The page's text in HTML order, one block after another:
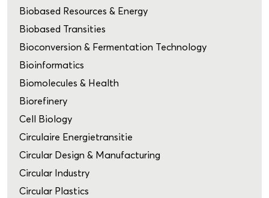
Biobased Resources & Energy
Biobased Transities
Bioconversion & Fermentation Technology
Bioinformatics
Biomolecules & Health
Biorefinery
Cell Biology
Circulaire Energietransitie
Circular Design & Manufacturing
Circular Industry
Circular Plastics